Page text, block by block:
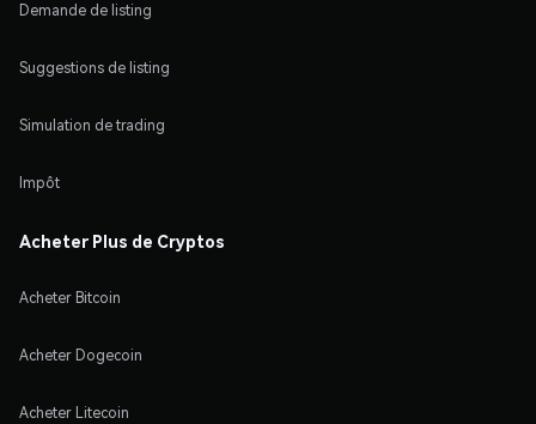
Demande de listing
Suggestions de listing
Simulation de trading
Impôt
Acheter Plus de Cryptos
Acheter Bitcoin
Acheter Dogecoin
Acheter Litecoin